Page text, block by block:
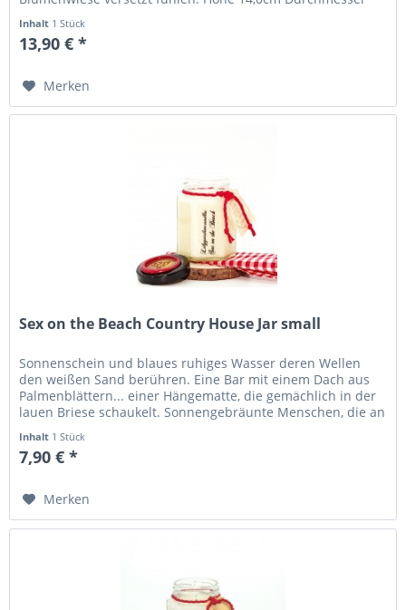
Inhalt 1 Stück
13,90 € *
Merken
Sex on the Beach Country House Jar small
Sonnenschein und blaues ruhiges Wasser deren Wellen
den weißen Sand berühren. Eine Bar mit einem Dach aus
Palmenblättern... einer Hängematte, die gemächlich in der
lauen Briese schaukelt. Sonnengebräunte Menschen, die an
Inhalt 1 Stück
7,90 € *
Merken